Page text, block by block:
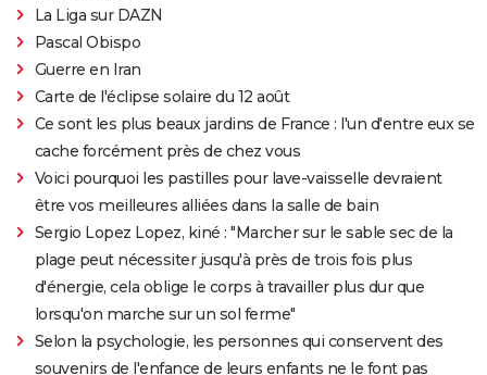
La Liga sur DAZN
Pascal Obispo
Guerre en Iran
Carte de l'éclipse solaire du 12 août
Ce sont les plus beaux jardins de France : l'un d'entre eux se
cache forcément près de chez vous
Voici pourquoi les pastilles pour lave-vaisselle devraient
être vos meilleures alliées dans la salle de bain
Sergio Lopez Lopez, kiné : "Marcher sur le sable sec de la
plage peut nécessiter jusqu'à près de trois fois plus
d'énergie, cela oblige le corps à travailler plus dur que
lorsqu'on marche sur un sol ferme"
Selon la psychologie, les personnes qui conservent des
souvenirs de l'enfance de leurs enfants ne le font pas